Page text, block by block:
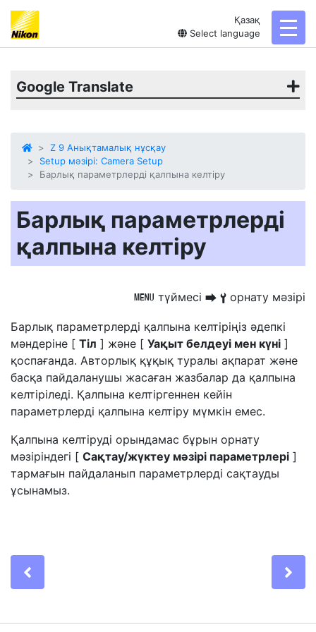
Қазақ
Select language
Google Translate
Z 9 Анықтамалық нұсқау
Setup мәзірі: Camera Setup
Барлық параметрлерді қалпына келтіру
Барлық параметрлерді
қалпына келтіру
G түймесі U B орнату мәзірі
Барлық параметрлерді қалпына келтіріңіз әдепкі
мәндеріне [ Тіл ] және [ Уақыт белдеуі мен күні ]
қоспағанда. Авторлық құқық туралы ақпарат және
басқа пайдаланушы жасаған жазбалар да қалпына
келтіріледі. Қалпына келтіргеннен кейін
параметрлерді қалпына келтіру мүмкін емес.
Қалпына келтіруді орындамас бұрын орнату
мәзіріндегі [ Сақтау/жүктеу мәзірі параметрлері ]
тармағын пайдаланып параметрлерді сақтауды
ұсынамыз.